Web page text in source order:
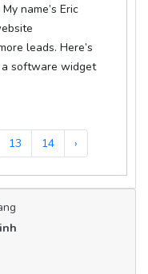
name’s Eric
leads. Here’s
a software widget
13 14 ›